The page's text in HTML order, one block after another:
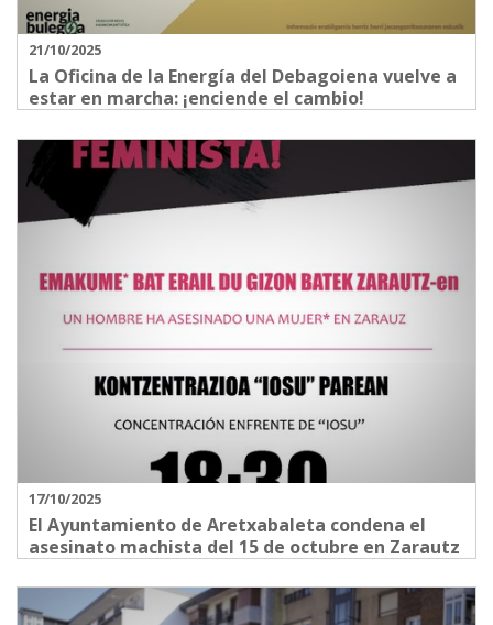
21/10/2025
La Oficina de la Energía del Debagoiena vuelve a
estar en marcha: ¡enciende el cambio!
17/10/2025
El Ayuntamiento de Aretxabaleta condena el
asesinato machista del 15 de octubre en Zarautz